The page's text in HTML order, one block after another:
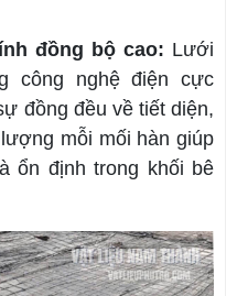
đồng bộ cao: Lưới
công nghệ điện cực
đồng đều về tiết diện,
mỗi mối hàn giúp
ổn định trong khối bê